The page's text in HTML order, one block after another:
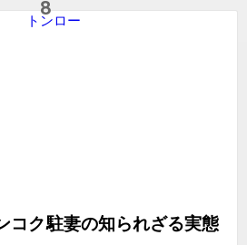
コク駐妻の知られざる実態